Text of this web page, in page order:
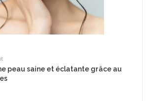
peau saine et éclatante grâce au